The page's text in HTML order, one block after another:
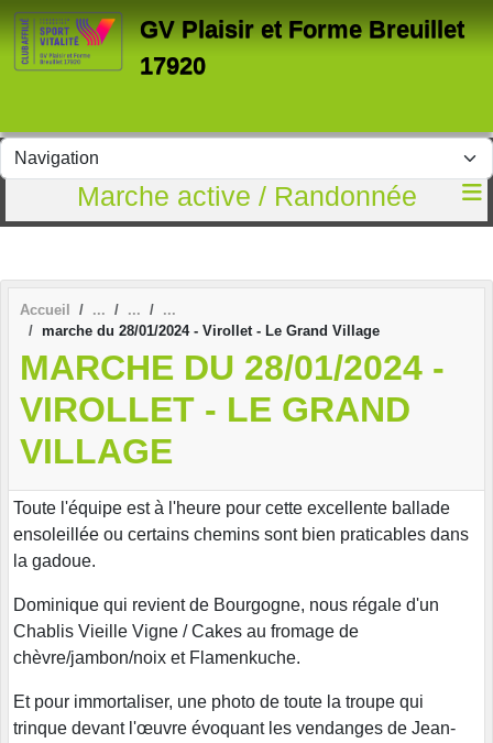
GV Plaisir et Forme Breuillet
17920
Marche active / Randonnée
Accueil
marche du 28/01/2024 - Virollet - Le Grand Village
MARCHE DU 28/01/2024 -
VIROLLET - LE GRAND
VILLAGE
Toute l'équipe est à l'heure pour cette excellente ballade
ensoleillée ou certains chemins sont bien praticables dans
la gadoue.
Dominique qui revient de Bourgogne, nous régale d'un
Chablis Vieille Vigne / Cakes au fromage de
chèvre/jambon/noix et Flamenkuche.
Et pour immortaliser, une photo de toute la troupe qui
trinque devant l'œuvre évoquant les vendanges de Jean-
Panneau de gestion des cookies